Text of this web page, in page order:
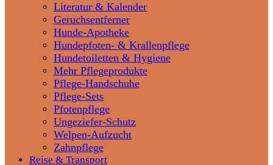
Literatur & Kalender
Geruchsentferner
Hunde-Apotheke
Hundepfoten- & Krallenpflege
Hundetoiletten & Hygiene
Mehr Pflegeprodukte
Pflege-Handschuhe
Pflege-Sets
Pfotenpflege
Ungeziefer-Schutz
Welpen-Aufzucht
Zahnpflege
Reise & Transport